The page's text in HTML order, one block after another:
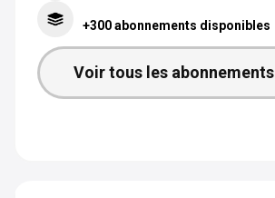
+300 abonnements disponibles
Voir tous les abonnements